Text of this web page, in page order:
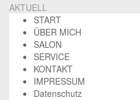
AKTUELL
START
ÜBER MICH
SALON
SERVICE
KONTAKT
IMPRESSUM
Datenschutz